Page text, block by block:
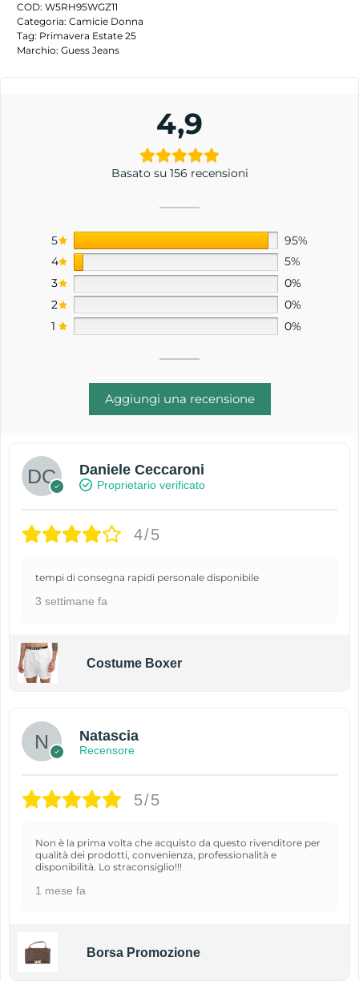
COD: W5RH95WGZ11
Categoria: Camicie Donna
Tag: Primavera Estate 25
Marchio: Guess Jeans
4,9
Basato su 156 recensioni
5
95%
4
5%
3
0%
2
0%
1
0%
Aggiungi una recensione
Daniele Ceccaroni
Proprietario verificato
4/5
tempi di consegna rapidi personale disponibile
3 settimane fa
Costume Boxer
Natascia
Recensore
5/5
Non è la prima volta che acquisto da questo rivenditore per
qualità dei prodotti, convenienza, professionalità e
disponibilità. Lo straconsiglio!!!
1 mese fa
Borsa Promozione